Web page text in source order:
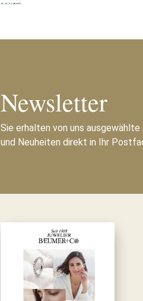
Newsletter
Sie erhalten von uns
und Neuheiten direkt in Ihr